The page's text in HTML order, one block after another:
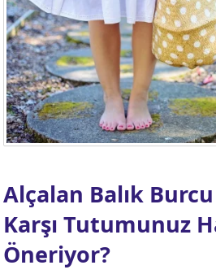
EV4. EV
EV
10. EV
Alçalan Balık
Karşı Tutumunuz
Öneriyor?